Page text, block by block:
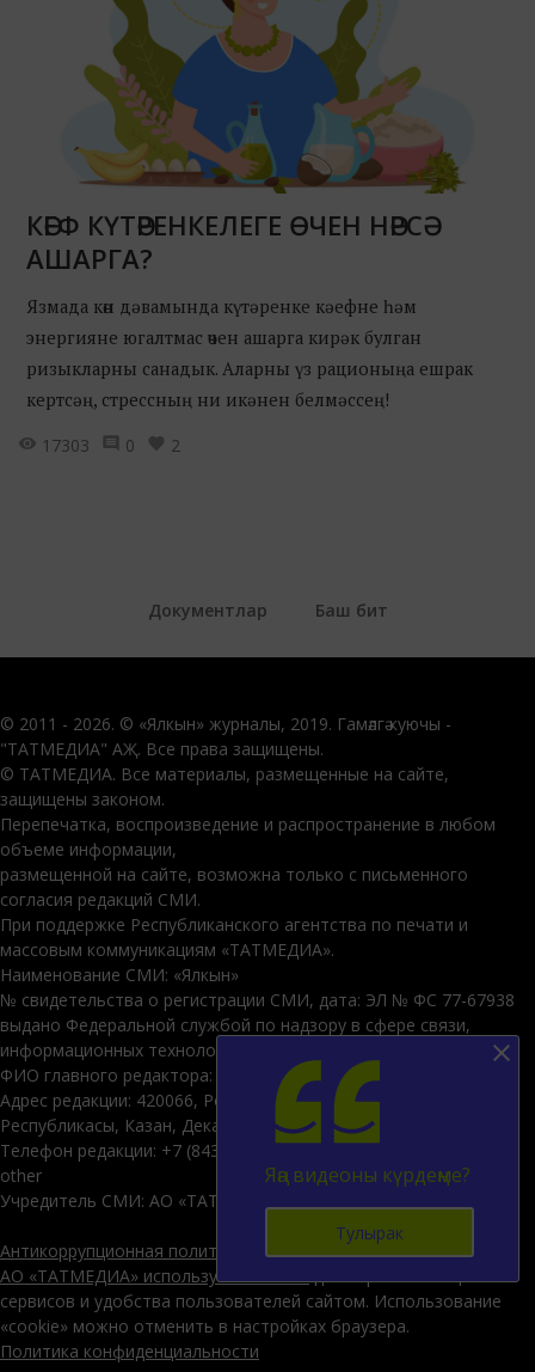
КӘЕФ КҮТӘРЕНКЕЛЕГЕ ӨЧЕН НӘРСӘ
АШАРГА?
Язмада көн дәвамында күтәренке кәефне һәм
энергияне югалтмас өчен ашарга кирәк булган
ризыкларны санадык. Аларны үз рационыңа ешрак
кертсәң, стрессның ни икәнен белмәссең!
17303
0 2
Документлар Баш бит
© 2011 - 2026. © «Ялкын» журналы, 2019. Гамәлгә куючы -
"ТАТМЕДИА" АҖ. Все права защищены.
© ТАТМЕДИА. Все материалы, размещенные на сайте,
защищены законом.
Перепечатка, воспроизведение и распространение в любом
объеме информации,
размещенной на сайте, возможна только с письменного
согласия редакций СМИ.
При поддержке Республиканского агентства по печати и
массовым коммуникациям «ТАТМЕДИА».
Наименование СМИ: «Ялкын»
№ свидетельства о регистрации СМИ, дата: ЭЛ № ФС 77-67938
выдано Федеральной службой по надзору в сфере связи,
информационных технологий и массовых коммуникаций
ФИО главного редактора: Энҗе Алмаз кызы Габдуллина
Адрес редакции: 420066, Россия Федерациясе, Татарстан
Республикасы, Казан, Декабристлар ур., 2нче йорт
Телефон редакции: +7 (843) 222-06-01
other
Учредитель СМИ: АО «ТАТМЕДИА»
Антикоррупционная политика
АО «ТАТМЕДИА» использует «cookie»для персонализации
сервисов и удобства пользователей сайтом. Использование
«cookie» можно отменить в настройках браузера.
Политика конфиденциальности
Яңа видеоны күрдеңме?
Тулырак